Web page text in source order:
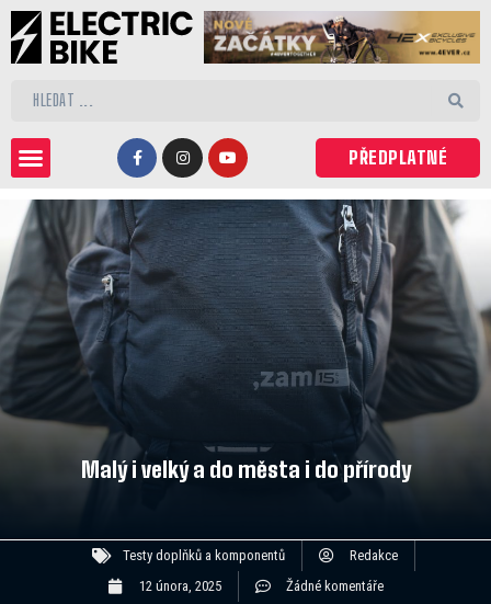
PŘEDPLATNÉ
Malý i velký a do města i do přírody
Testy doplňků a komponentů
Redakce
12 února, 2025
Žádné komentáře